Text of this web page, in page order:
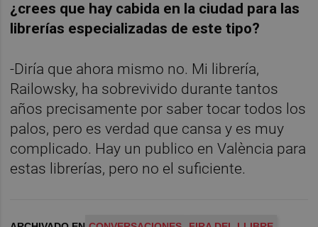
¿crees que hay cabida en la ciudad para las
librerías especializadas de este tipo?
-Diría que ahora mismo no. Mi librería,
Railowsky, ha sobrevivido durante tantos
años precisamente por saber tocar todos los
palos, pero es verdad que cansa y es muy
complicado. Hay un publico en València para
estas librerías, pero no el suficiente.